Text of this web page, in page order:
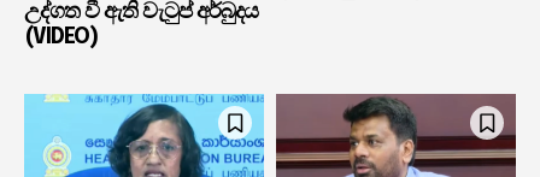
උද්ගත වී ඇති වැටුප් අර්බුදය
(VIDEO)